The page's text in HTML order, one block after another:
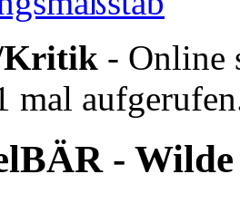
Kritik - Online
mal
-